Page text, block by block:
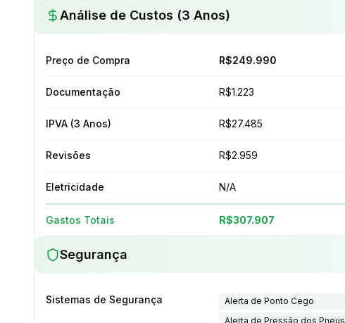
Análise de Custos (3 Anos)
Preço de Compra R$249.990
Documentação R$1.223
IPVA (3 Anos) R$27.485
Revisões R$2.959
Eletricidade N/A
Gastos Totais R$307.907
Segurança
Sistemas de Segurança
Alerta de Ponto Cego
Alerta de Pressão dos Pneus